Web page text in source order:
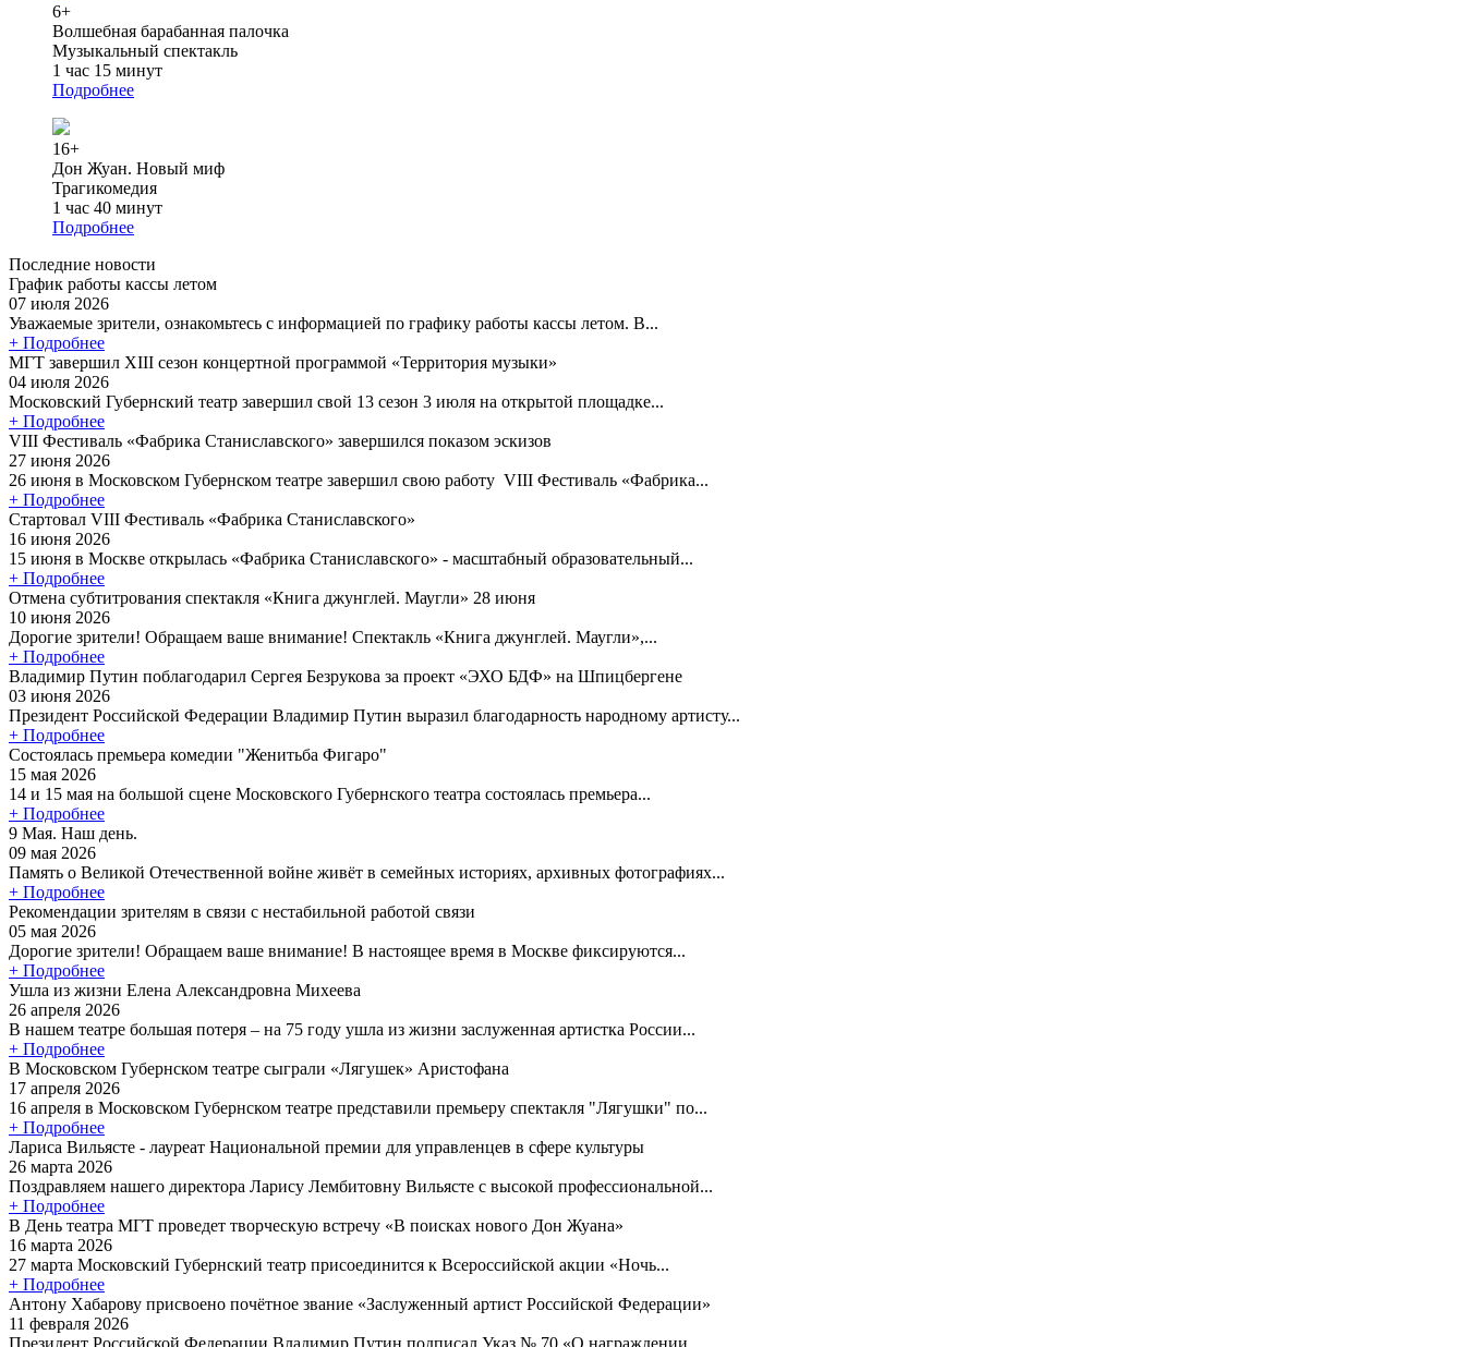
6+
Волшебная барабанная палочка
Музыкальный спектакль
1 час 15 минут
Подробнее
16+
Дон Жуан. Новый миф
Трагикомедия
1 час 40 минут
Подробнее
Последние новости
График работы кассы летом
07 июля 2026
Уважаемые зрители, ознакомьтесь с информацией по графику работы кассы летом. В...
+ Подробнее
МГТ завершил XIII сезон концертной программой «Территория музыки»
04 июля 2026
Московский Губернский театр завершил свой 13 сезон 3 июля на открытой площадке...
+ Подробнее
VIII Фестиваль «Фабрика Станиславского» завершился показом эскизов
27 июня 2026
26 июня в Московском Губернском театре завершил свою работу VIII Фестиваль «Фабрика...
+ Подробнее
Стартовал VIII Фестиваль «Фабрика Станиславского»
16 июня 2026
15 июня в Москве открылась «Фабрика Станиславского» - масштабный образовательный...
+ Подробнее
Отмена субтитрования спектакля «Книга джунглей. Маугли» 28 июня
10 июня 2026
Дорогие зрители! Обращаем ваше внимание! Спектакль «Книга джунглей. Маугли»,...
+ Подробнее
Владимир Путин поблагодарил Сергея Безрукова за проект «ЭХО БДФ» на Шпицбергене
03 июня 2026
Президент Российской Федерации Владимир Путин выразил благодарность народному артисту...
+ Подробнее
Состоялась премьера комедии "Женитьба Фигаро"
15 мая 2026
14 и 15 мая на большой сцене Московского Губернского театра состоялась премьера...
+ Подробнее
9 Мая. Наш день.
09 мая 2026
Память о Великой Отечественной войне живёт в семейных историях, архивных фотографиях...
+ Подробнее
Рекомендации зрителям в связи с нестабильной работой связи
05 мая 2026
Дорогие зрители! Обращаем ваше внимание! В настоящее время в Москве фиксируются...
+ Подробнее
Ушла из жизни Елена Александровна Михеева
26 апреля 2026
В нашем театре большая потеря – на 75 году ушла из жизни заслуженная артистка России...
+ Подробнее
В Московском Губернском театре сыграли «Лягушек» Аристофана
17 апреля 2026
16 апреля в Московском Губернском театре представили премьеру спектакля "Лягушки" по...
+ Подробнее
Лариса Вильясте - лауреат Национальной премии для управленцев в сфере культуры
26 марта 2026
Поздравляем нашего директора Ларису Лембитовну Вильясте с высокой профессиональной...
+ Подробнее
В День театра МГТ проведет творческую встречу «В поисках нового Дон Жуана»
16 марта 2026
27 марта Московский Губернский театр присоединится к Всероссийской акции «Ночь...
+ Подробнее
Антону Хабарову присвоено почётное звание «Заслуженный артист Российской Федерации»
11 февраля 2026
Президент Российской Федерации Владимир Путин подписал Указ № 70 «О награждении...